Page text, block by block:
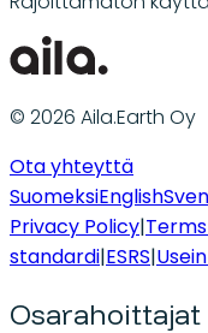
© 2026 Aila.Earth Oy
Ota yhteyttä
SuomeksiEnglish
Privacy Policy|
standardi|ESRS|
Osarahoittajat